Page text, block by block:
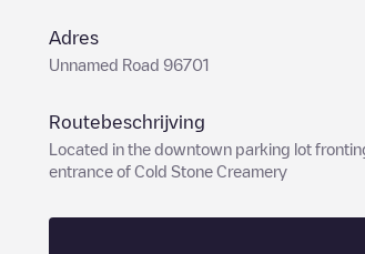
Adres
Unnamed Road 96701
Routebeschrijving
Located in the downtown parking lot
entrance of Cold Stone Creamery